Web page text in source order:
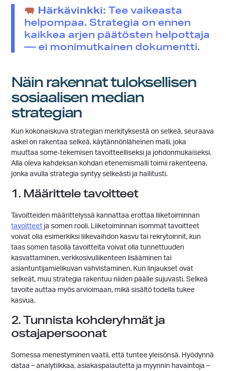
Härkävinkki: Tee vaikeasta
helpompaa. Strategia on ennen
kaikkea arjen päätösten helpottaja
— ei monimutkainen dokumentti.
Näin rakennat tuloksellisen
sosiaalisen median
strategian
Kun kokonaiskuva strategian merkityksestä on selkeä, seuraava
askel on rakentaa selkeä, käytännönläheinen malli, joka
muuttaa some‑tekemisen tavoitteelliseksi ja johdonmukaiseksi.
Alla oleva kahdeksan kohdan etenemismalli toimii rakenteena,
jonka avulla strategia syntyy selkeästi ja hallitusti.
1. Määrittele tavoitteet
Tavoitteiden määrittelyssä kannattaa erottaa liiketoiminnan
tavoitteet ja somen rooli. Liiketoiminnan isommat tavoitteet
voivat olla esimerkiksi liikevaihdon kasvu tai rekrytoinnit, kun
taas somen tasolla tavoitteita voivat olla tunnettuuden
kasvattaminen, verkkosivuliikenteen lisääminen tai
asiantuntijamielikuvan vahvistaminen. Kun linjaukset ovat
selkeät, muu strategia rakentuu niiden päälle sujuvasti. Selkeä
tavoite auttaa myös arvioimaan, mikä sisältö todella tukee
kasvua.
2. Tunnista kohderyhmät ja
ostajapersoonat
Somessa menestyminen vaatii, että tuntee yleisönsä. Hyödynnä
dataa – analytiikkaa, asiakaspalautetta ja myynnin havaintoja –